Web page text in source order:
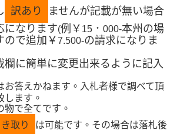
訳あり
ませんが記載が無い場合
になります(例￥ 15 ．000‐本州の場
ので追加￥7.500‐の請求になりま
欄に簡単に変更出来るように記入
お答えかねます。入札者様で調べて頂
します。
物で全てです。
取り は可能です。その場合は落札後